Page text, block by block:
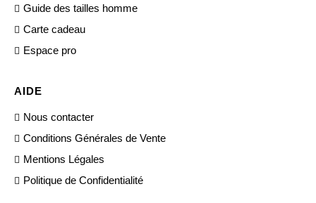
Guide des tailles homme
Carte cadeau
Espace pro
AIDE
Nous contacter
Conditions Générales de Vente
Mentions Légales
Politique de Confidentialité